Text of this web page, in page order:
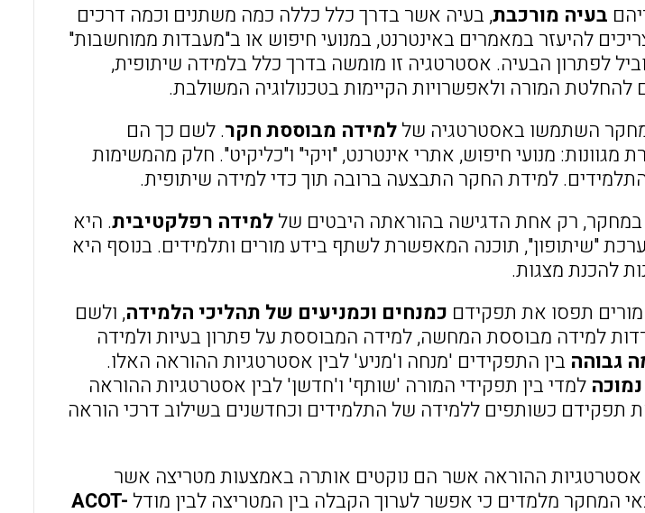
בעיה מורכבת, בעיה אשר בדרך כלל כללה כמה משתנים וכמה דרכים
להיעזר במאמרים באינטרנט, במנועי חיפוש או ב"מעבדות ממוחשבות"
לפתרון הבעיה. אסטרטגיה זו מומשה בדרך כלל בלמידה שיתופית,
המורה ולאפשרויות הקיימות בטכנולוגיה המשולבת.
למידה מבוססת חקר. לשם כך הם
מגוונות: מנועי חיפוש, אתרי אינטרנט, "ויקי" ו"כליקיט". חלק מהמשימות
התלמידים. למידת החקר התבצעה ברובה תוך כדי למידה שיתופית.
למידה רפלקטיבית. היא
"שיתופון", תוכנה המאפשרת לשתף בידע מורים ותלמידים. בנוסף היא
להכנת מצגות.
תפסו את תפקידם כמנחים וכמניעים של תהליכי הלמידה, ולשם
למידה מבוססת המחשה, למידה המבוססת על פתרון בעיות ולמידה
גבוהה בין התפקידים 'מנחה ו'מניע' לבין אסטרטגיות ההוראה האלו.
למדי בין תפקידי המורה 'שותף' ו'חדשן' לבין אסטרטגיות ההוראה
תפקידם כשותפים ללמידה של התלמידים וכחדשנים בשילוב דרכי הוראה
אסטרטגיות ההוראה אשר הם נוקטים אותרה באמצעות מטריצה אשר
המחקר מלמדים כי אפשר לערוך הקבלה בין המטריצה לבין מודל ACOT-